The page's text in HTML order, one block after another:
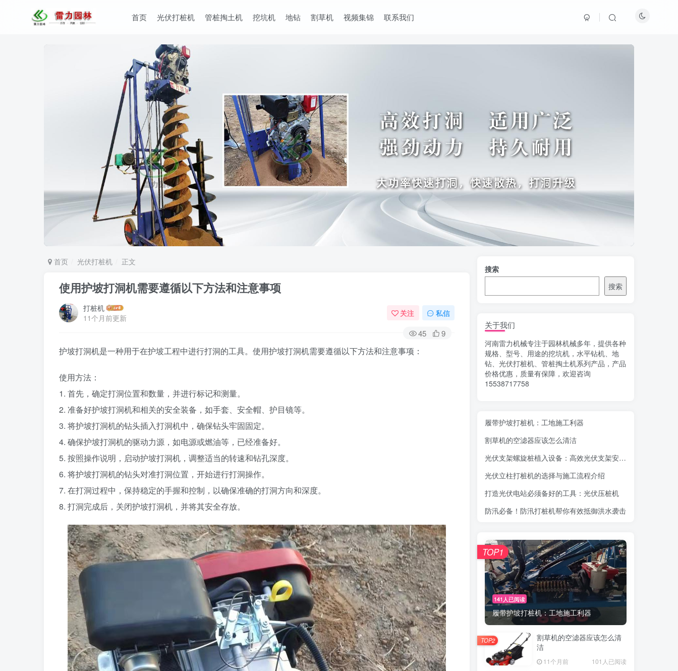
首页 光伏打桩机 管桩掏土机 挖坑机 地钻 割草机 视频集锦 联系我们
首页 光伏打桩机 正文
使用护坡打洞机需要遵循以下方法和注意事项
打桩机
11个月前更新
关注 私信
45 9
护坡打洞机是一种用于在护坡工程中进行打洞的工具。使用护坡打洞机需要遵循以下方法和注意事项：
使用方法：
1. 首先，确定打洞位置和数量，并进行标记和测量。
2. 准备好护坡打洞机和相关的安全装备，如手套、安全帽、护目镜等。
3. 将护坡打洞机的钻头插入打洞机中，确保钻头牢固固定。
4. 确保护坡打洞机的驱动力源，如电源或燃油等，已经准备好。
5. 按照操作说明，启动护坡打洞机，调整适当的转速和钻孔深度。
6. 将护坡打洞机的钻头对准打洞位置，开始进行打洞操作。
7. 在打洞过程中，保持稳定的手握和控制，以确保准确的打洞方向和深度。
8. 打洞完成后，关闭护坡打洞机，并将其安全存放。
搜索
搜索
关于我们
河南雷力机械专注于园林机械多年，提供各种
规格、型号、用途的挖坑机，水平钻机、地
钻、光伏打桩机、管桩掏土机系列产品，产品
价格优惠，质量有保障，欢迎咨询
15538717758
履带护坡打桩机：工地施工利器
割草机的空滤器应该怎么清洁
光伏支架螺旋桩植入设备：高效光伏支架安装工具，螺旋桩植入快速稳固
光伏立柱打桩机的选择与施工流程介绍
打造光伏电站必须备好的工具：光伏压桩机
防汛必备！防汛打桩机帮你有效抵御洪水袭击
141人已阅读
履带护坡打桩机：工地施工利器
TOP1
割草机的空滤器应该怎么清
洁
11个月前 101人已阅读
TOP2